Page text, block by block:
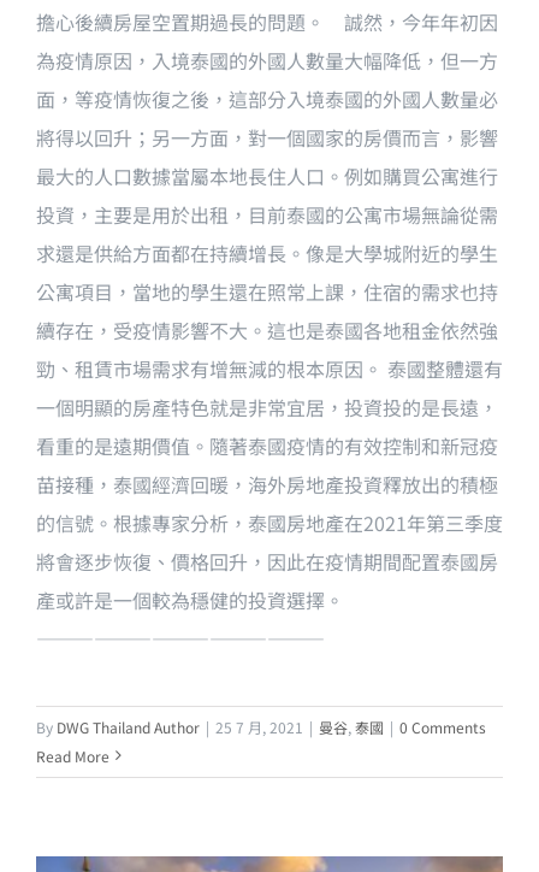
擔心後續房屋空置期過長的問題。 誠然，今年年初因
為疫情原因，入境泰國的外國人數量大幅降低，但一方
面，等疫情恢復之後，這部分入境泰國的外國人數量必
將得以回升；另一方面，對一個國家的房價而言，影響
最大的人口數據當屬本地長住人口。例如購買公寓進行
投資，主要是用於出租，目前泰國的公寓市場無論從需
求還是供給方面都在持續增長。像是大學城附近的學生
公寓項目，當地的學生還在照常上課，住宿的需求也持
續存在，受疫情影響不大。這也是泰國各地租金依然強
勁、租賃市場需求有增無減的根本原因。 泰國整體還有
一個明顯的房產特色就是非常宜居，投資投的是長遠，
看重的是遠期價值。隨著泰國疫情的有效控制和新冠疫
苗接種，泰國經濟回暖，海外房地產投資釋放出的積極
的信號。根據專家分析，泰國房地產在2021年第三季度
將會逐步恢復、價格回升，因此在疫情期間配置泰國房
產或許是一個較為穩健的投資選擇。
———————————————
By DWG Thailand Author | 25 7 月, 2021 | 曼谷, 泰國 | 0 Comments
Read More